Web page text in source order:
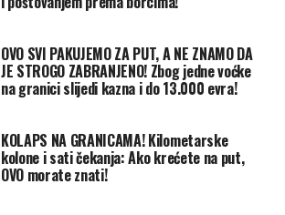
OVO SVI PAKUJEMO ZA PUT, A NE ZNAMO DA
JE STROGO ZABRANJENO! Zbog jedne voćke
na granici slijedi kazna i do 13.000 evra!
KOLAPS NA GRANICAMA! Kilometarske
kolone i sati čekanja: Ako krećete na put,
OVO morate znati!